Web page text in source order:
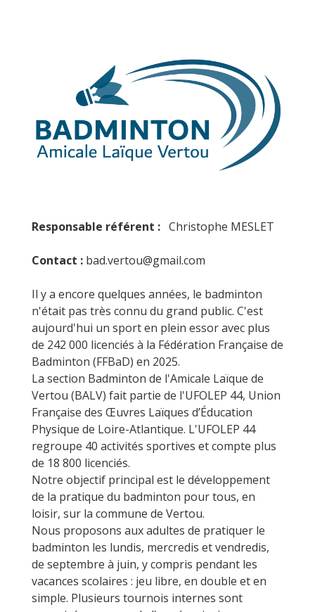
Responsable référent : Christophe MESLET
Contact : bad.vertou@gmail.com
Il y a encore quelques années, le badminton
n'était pas très connu du grand public. C'est
aujourd'hui un sport en plein essor avec plus
de 242 000 licenciés à la Fédération Française de
Badminton (FFBaD) en 2025.
La section Badminton de l'Amicale Laïque de
Vertou (BALV) fait partie de l'UFOLEP 44, Union
Française des Œuvres Laïques d’Éducation
Physique de Loire-Atlantique. L'UFOLEP 44
regroupe 40 activités sportives et compte plus
de 18 800 licenciés.
Notre objectif principal est le développement
de la pratique du badminton pour tous, en
loisir, sur la commune de Vertou.
Nous proposons aux adultes de pratiquer le
badminton les lundis, mercredis et vendredis,
de septembre à juin, y compris pendant les
vacances scolaires : jeu libre, en double et en
simple. Plusieurs tournois internes sont